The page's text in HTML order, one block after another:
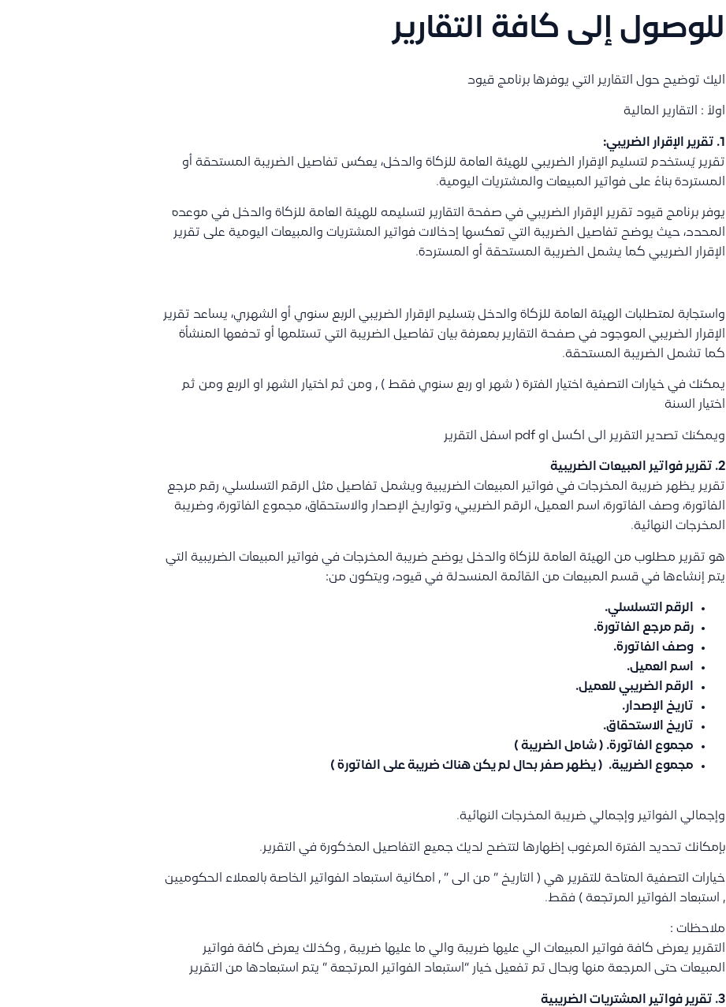
للوصول إلى كافة التقارير
اليك توضيح حول التقارير التي يوفرها برنامج قيود
اولاً : التقارير المالية
تقرير يُستخدم لتسليم الإقرار الضريبي للهيئة العامة للزكاة والدخل، يعكس تفاصيل الضريبة المستحقة أو
المستردة بناءً على فواتير المبيعات والمشتريات اليومية.
يوفر برنامج قيود تقرير الإقرار الضريبي في صفحة التقارير لتسليمه للهيئة العامة للزكاة والدخل في موعده
المحدد، حيث يوضح تفاصيل الضريبة التي تعكسها إدخالات فواتير المشتريات والمبيعات اليومية على تقرير
الإقرار الضريبي كما يشمل الضريبة المستحقة أو المستردة.
واستجابة لمتطلبات الهيئة العامة للزكاة والدخل بتسليم الإقرار الضريبي الربع سنوي أو الشهري، يساعد تقرير
الإقرار الضريبي الموجود في صفحة التقارير بمعرفة بيان تفاصيل الضريبة التي تستلمها أو تدفعها المنشأة
كما تشمل الضريبة المستحقة.
يمكنك في خيارات التصفية اختيار الفترة ( شهر او ربع سنوي فقط ) , ومن ثم اختيار الشهر او الربع ومن ثم
اختيار السنة
ويمكنك تصدير التقرير الى اكسل او pdf اسفل التقرير
2. تقرير فواتير المبيعات الضريبية
تقرير يظهر ضريبة المخرجات في فواتير المبيعات الضريبية ويشمل تفاصيل مثل الرقم التسلسلي، رقم مرجع
الفاتورة، وصف الفاتورة، اسم العميل، الرقم الضريبي، وتواريخ الإصدار والاستحقاق، مجموع الفاتورة، وضريبة
المخرجات النهائية.
هو تقرير مطلوب من الهيئة العامة للزكاة والدخل يوضح ضريبة المخرجات في فواتير المبيعات الضريبية التي
يتم إنشاءها في قسم المبيعات من القائمة المنسدلة في قيود، ويتكون من:
الرقم التسلسلي.
رقم مرجع الفاتورة.
وصف الفاتورة.
اسم العميل.
الرقم الضريبي للعميل.
تاريخ الإصدار.
تاريخ الاستحقاق.
مجموع الفاتورة. ( شامل الضريبة )
مجموع الضريبة. ( يظهر صفر بحال لم يكن هناك ضريبة على الفاتورة )
وإجمالي الفواتير وإجمالي ضريبة المخرجات النهائية.
بإمكانك تحديد الفترة المرغوب إظهارها لتتضح لديك جميع التفاصيل المذكورة في التقرير.
خيارات التصفية المتاحة للتقرير هي ( التاريخ ” من الى ” , امكانية استبعاد الفواتير الخاصة بالعملاء الحكوميين
, استبعاد الفواتير المرتجعة ) فقط.
ملاحظات :
التقرير يعرض كافة فواتير المبيعات الي عليها ضريبة والي ما عليها ضريبة , وكذلك يعرض كافة فواتير
المبيعات حتى المرجعة منها وبحال تم تفعيل خيار “استبعاد الفواتير المرتجعة ” يتم استبعادها من التقرير
3. تقرير فواتير المشتريات الضريبية